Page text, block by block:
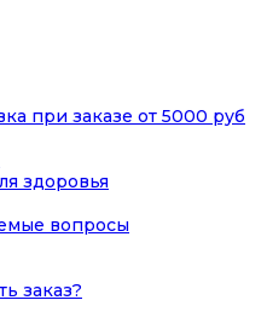
при заказе от 5000 руб
здоровья
вопросы
заказ?